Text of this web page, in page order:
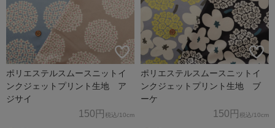
ポリエステルスムースニットイ
ンクジェットプリント生地 ア
ジサイ
150円 税込/10cm
ポリエステルスムースニットイ
ンクジェットプリント生地 ブ
ーケ
150円 税込/10cm